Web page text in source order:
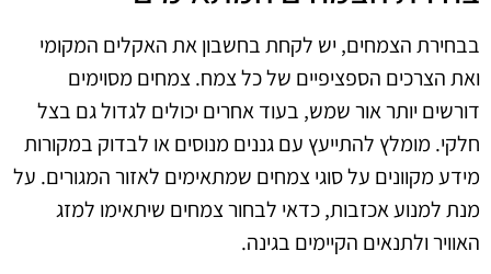
בבחירת הצמחים, יש לקחת בחשבון את האקלים המקומי
ואת הצרכים הספציפיים של כל צמח. צמחים מסוימים
דורשים יותר אור שמש, בעוד אחרים יכולים לגדול גם בצל
חלקי. מומלץ להתייעץ עם גננים מנוסים או לבדוק במקורות
מידע מקוונים על סוגי צמחים שמתאימים לאזור המגורים. על
מנת למנוע אכזבות, כדאי לבחור צמחים שיתאימו למזג
האוויר ולתנאים הקיימים בגינה.